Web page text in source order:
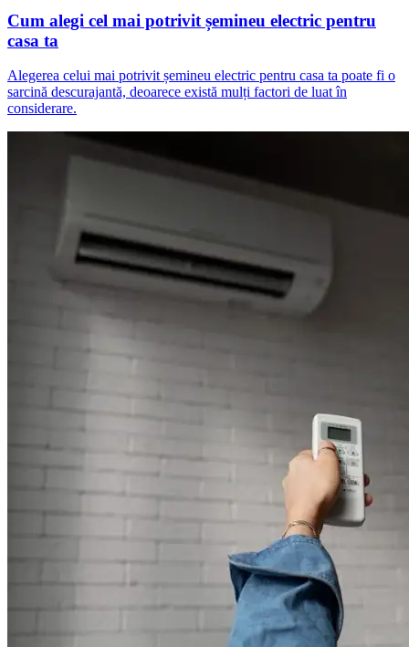
Cum alegi cel mai potrivit șemineu electric pentru
casa ta
Alegerea celui mai potrivit șemineu electric pentru casa ta poate fi o
sarcină descurajantă, deoarece există mulți factori de luat în
considerare.